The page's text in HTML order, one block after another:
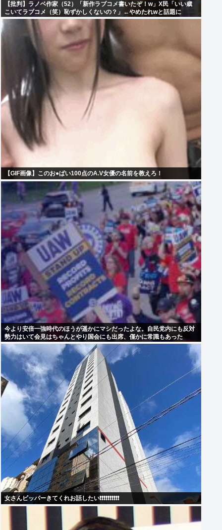
【批判】ラノベ作家（52）「新作ラブコメ書いたぞ！w」X民「いい歳
こいてラブコメ（笑）恥ずかしくないの？」←やめたれwと話題に
【GIF画像】このお●ぱい100点のA.V女優の名前を教えろ！
今より安倍一強時代のほうが遥かにマシだったよな。自民党内にも反対
勢力はいて会見はちゃんとやり国会にも出席、僅かに常識もあった
女さんビッパーきてくれお話したい❗❗❗❗❗❗❗❗❗❗